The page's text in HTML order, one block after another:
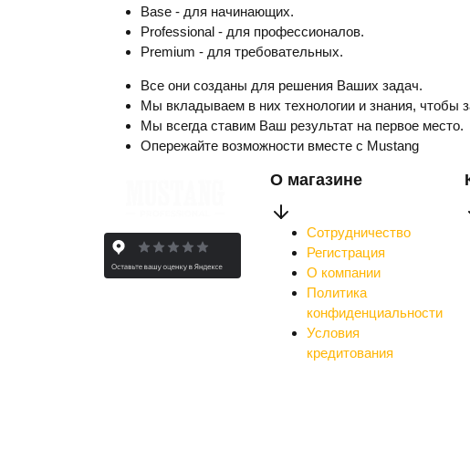
Base - для начинающих.
Professional - для профессионалов.
Premium - для требовательных.
Все они созданы для решения Ваших задач.
Мы вкладываем в них технологии и знания, чтобы
Мы всегда ставим Ваш результат на первое место.
Опережайте возможности вместе с Mustang
О магазине
Сотрудничество
Регистрация
О компании
Политика
конфиденциальности
Условия
кредитования